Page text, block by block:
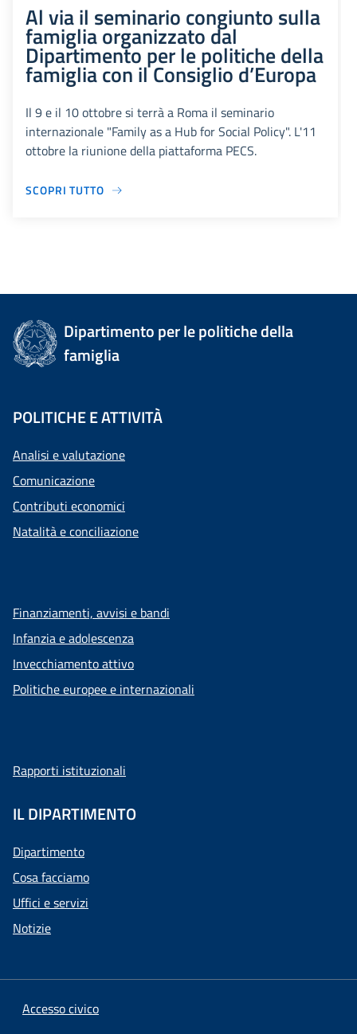
Al via il seminario congiunto sulla
famiglia organizzato dal
Dipartimento per le politiche della
famiglia con il Consiglio d’Europa
Il 9 e il 10 ottobre si terrà a Roma il seminario
internazionale "Family as a Hub for Social Policy". L'11
ottobre la riunione della piattaforma PECS.
SCOPRI TUTTO
Dipartimento per le politiche della
famiglia
POLITICHE E ATTIVITÀ
Analisi e valutazione
Comunicazione
Contributi economici
Natalità e conciliazione
Finanziamenti, avvisi e bandi
Infanzia e adolescenza
Invecchiamento attivo
Politiche europee e internazionali
Rapporti istituzionali
IL DIPARTIMENTO
Dipartimento
Cosa facciamo
Uffici e servizi
Notizie
Accesso civico